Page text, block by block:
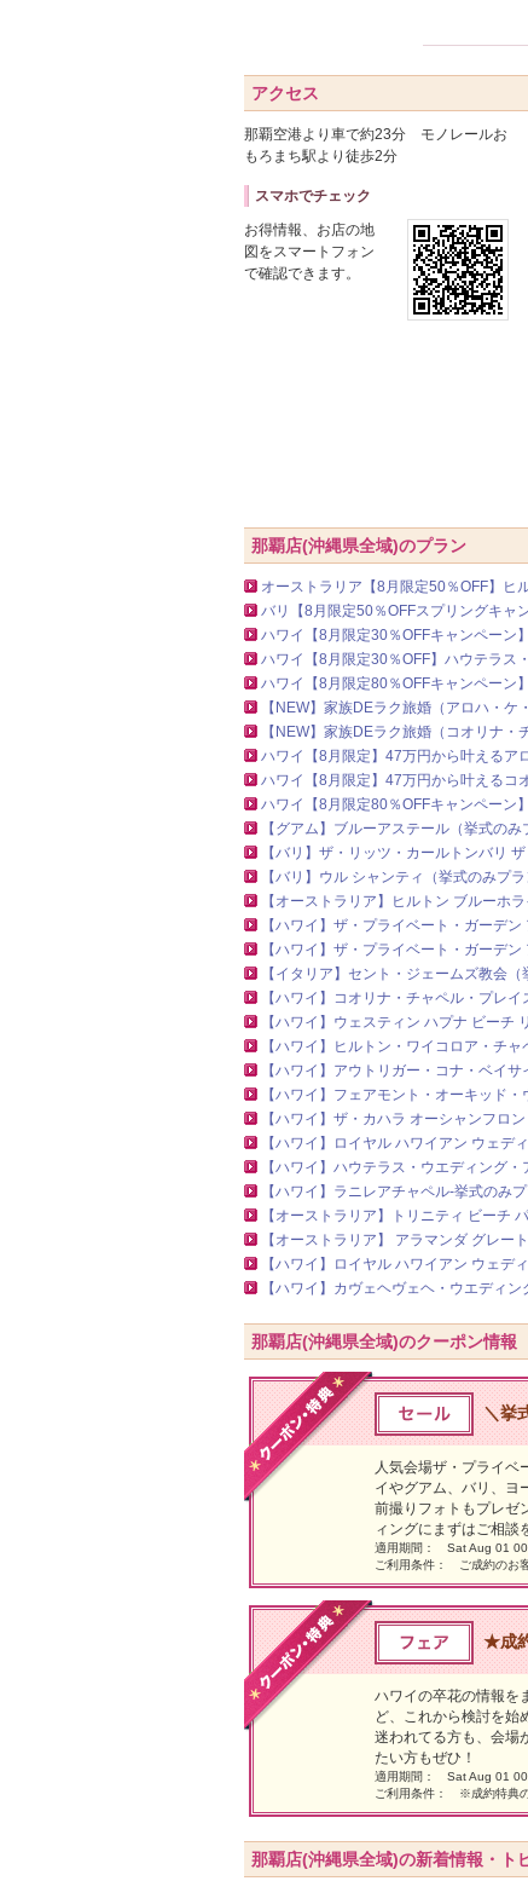
アクセス
那覇空港より車で約23分 モノレールお
もろまち駅より徒歩2分
スマホでチェック
お得情報、お店の地
図をスマートフォン
で確認できます。
那覇店(沖縄県全域)のプラン
オーストラリア【8月限定50％OFF】ヒ
バリ【8月限定50％OFFスプリングキャ
ハワイ【8月限定30％OFFキャンペーン
ハワイ【8月限定30％OFF】ハウテラス
ハワイ【8月限定80％OFFキャンペーン
【NEW】家族DEラク旅婚（アロハ・ケ
【NEW】家族DEラク旅婚（コオリナ
ハワイ【8月限定】47万円から叶えるア
ハワイ【8月限定】47万円から叶えるコ
ハワイ【8月限定80％OFFキャンペーン
【グアム】ブルーアステール（挙式のみ
【バリ】ザ・リッツ・カールトンバリ
【バリ】ウル シャンティ（挙式のみプラ
【オーストラリア】ヒルトン ブルーホ
【ハワイ】ザ・プライベート・ガーデ
【ハワイ】ザ・プライベート・ガーデ
【イタリア】セント・ジェームズ教会（
【ハワイ】コオリナ・チャペル・プレイ
【ハワイ】ウェスティン ハプナ ビーチ
【ハワイ】ヒルトン・ワイコロア・チャ
【ハワイ】アウトリガー・コナ・ベイ
【ハワイ】フェアモント・オーキッド
【ハワイ】ザ・カハラ オーシャンフロ
【ハワイ】ロイヤル ハワイアン ウェデ
【ハワイ】ハウテラス・ウエディング
【ハワイ】ラニレアチャペル‐挙式のみ
【オーストラリア】トリニティ ビーチ
【オーストラリア】 アラマンダ グレー
【ハワイ】ロイヤル ハワイアン ウェデ
【ハワイ】カヴェヘヴェヘ・ウエディ
那覇店(沖縄県全域)のクーポン情報
＼挙
人気会場ザ・プライベ
イやグアム、バリ、ヨ
前撮りフォトもプレゼ
ィングにまずはご相談
適用期間： Sat Aug 01
ご利用条件： ご成約のお
★成
ハワイの卒花の情報を
ど、これから検討を始
迷われてる方も、会場
たい方もぜひ！
適用期間： Sat Aug 01
ご利用条件： ※成約特典の
那覇店(沖縄県全域)の新着情報・ト